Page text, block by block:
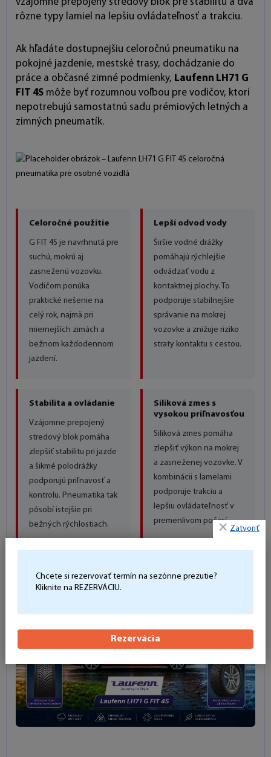
rôzne typy lamiel na lepšiu ovládateľnosť a trakciu.
Ak hľadáte dostupnejšiu celoročnú pneumatiku na
pokojné jazdenie, mestské trasy, dochádzanie do
práce a občasné zimné podmienky, Laufenn LH71 G
FIT 4S môže byť rozumnou voľbou pre vodičov, ktorí
nepotrebujú samostatnú sadu prémiových letných a
zimných pneumatík.
Celoročné použitie
G FIT 4S je navrhnutá pre
suchú, mokrú aj
zasneženú vozovku.
Vodičom ponúka
praktické riešenie na
celý rok, najmä pri
miernejších zimách a
bežnom každodennom
jazdení.
Lepší odvod vody
Širšie vodné drážky
pomáhajú rýchlejšie
odvádzať vodu z
kontaktnej plochy. To
podporuje stabilnejšie
správanie na mokrej
vozovke a znižuje riziko
straty kontaktu s cestou.
Stabilita a ovládanie
Vzájomne prepojený
stredový blok pomáha
zlepšiť stabilitu pri jazde
a šikmé polodrážky
podporujú priľnavosť a
kontrolu. Pneumatika tak
pôsobí istejšie pri
bežných rýchlostiach.
Siliková zmes s
vysokou priľnavosťou
Siliková zmes pomáha
zlepšiť výkon na mokrej
a zasneženej vozovke. V
kombinácii s lamelami
podporuje trakciu a
lepšiu ovládateľnosť v
premenlivom počasí.
Zatvoriť
Chcete si rezervovať termín na sezónne prezutie?
Kliknite na REZERVÁCIU.
Rezervácia